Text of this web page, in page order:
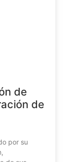
de
de
por su